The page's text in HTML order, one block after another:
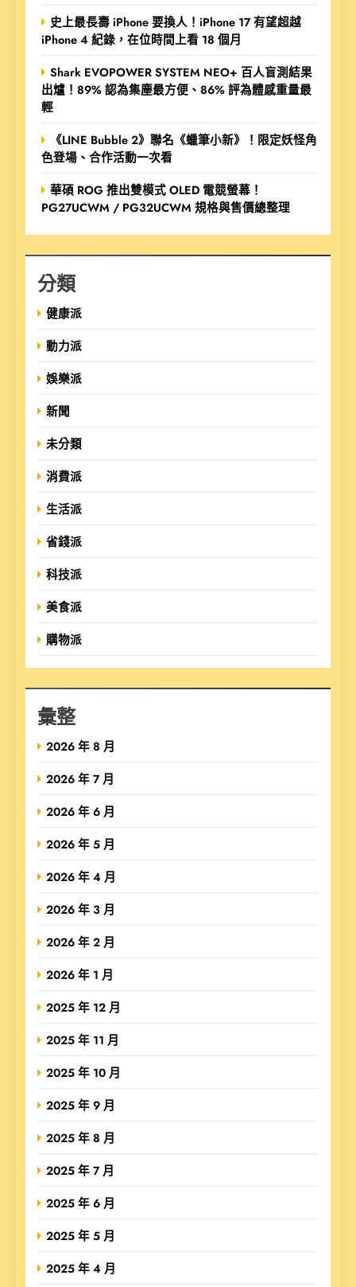
史上最長壽 iPhone 要換人！iPhone 17 有望超越
iPhone 4 紀錄，在位時間上看 18 個月
Shark EVOPOWER SYSTEM NEO+ 百人盲測結果
出爐！89% 認為集塵最方便、86% 評為體感重量最
輕
《LINE Bubble 2》聯名《蠟筆小新》！限定妖怪角
色登場、合作活動一次看
華碩 ROG 推出雙模式 OLED 電競螢幕！
PG27UCWM / PG32UCWM 規格與售價總整理
分類
健康派
動力派
娛樂派
新聞
未分類
消費派
生活派
省錢派
科技派
美食派
購物派
彙整
2026 年 8 月
2026 年 7 月
2026 年 6 月
2026 年 5 月
2026 年 4 月
2026 年 3 月
2026 年 2 月
2026 年 1 月
2025 年 12 月
2025 年 11 月
2025 年 10 月
2025 年 9 月
2025 年 8 月
2025 年 7 月
2025 年 6 月
2025 年 5 月
2025 年 4 月